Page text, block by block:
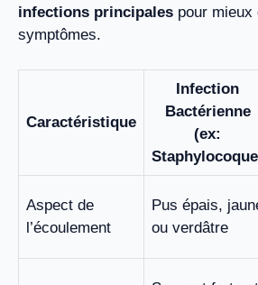
infections principales pour mieux
symptômes.
Caractéristique
Infection
Bactérienne
(ex:
Aspect de
l’écoulement
Pus épais,
ou verdâtre